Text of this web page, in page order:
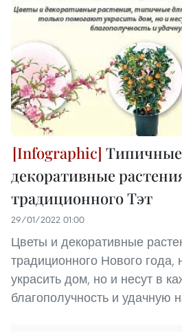
декоративные
традиционного Тэт
29/01/2022 01:00
Цветы и декоративные
традиционного Нового года,
украсить дом, но и несут в
благополучность и удачную